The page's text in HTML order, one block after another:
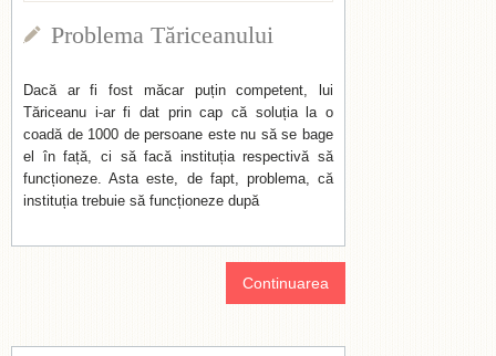
Problema Tăriceanului
Dacă ar fi fost măcar puțin competent, lui
Tăriceanu i-ar fi dat prin cap că soluția la o
coadă de 1000 de persoane este nu să se bage
el în față, ci să facă instituția respectivă să
funcționeze. Asta este, de fapt, problema, că
instituția trebuie să funcționeze după
Continuarea